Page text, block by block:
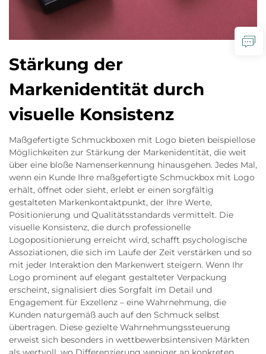
Stärkung der
Markenidentität durch
visuelle Konsistenz
Maßgefertigte Schmuckboxen mit Logo bieten beispiellose
Möglichkeiten zur Stärkung der Markenidentität, die weit
über eine bloße Namenserkennung hinausgehen. Jedes Mal,
wenn ein Kunde Ihre maßgefertigte Schmuckbox mit Logo
erhält, öffnet oder sieht, erlebt er einen sorgfältig
gestalteten Markenkontaktpunkt, der Ihre Werte,
Positionierung und Qualitätsstandards vermittelt. Die
visuelle Konsistenz, die durch professionelle
Logopositionierung erreicht wird, schafft psychologische
Assoziationen, die sich im Laufe der Zeit verstärken und so
mit jeder Interaktion den Markenwert steigern. Wenn Ihr
Logo prominent auf elegant gestalteter Verpackung
erscheint, signalisiert dies Sorgfalt im Detail und
Engagement für Exzellenz – eine Wahrnehmung, die
Kunden naturgemäß auch auf den Schmuck selbst
übertragen. Diese gezielte Wahrnehmungssteuerung
erweist sich besonders in wettbewerbsintensiven Märkten